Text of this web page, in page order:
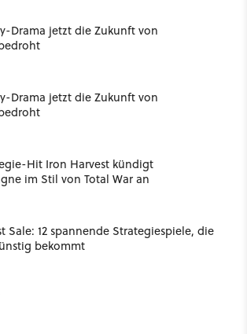
Drama jetzt die Zukunft von
Drama jetzt die Zukunft von
Hit Iron Harvest kündigt
im Stil von Total War an
Sale: 12 spannende Strategiespiele, die
bekommt